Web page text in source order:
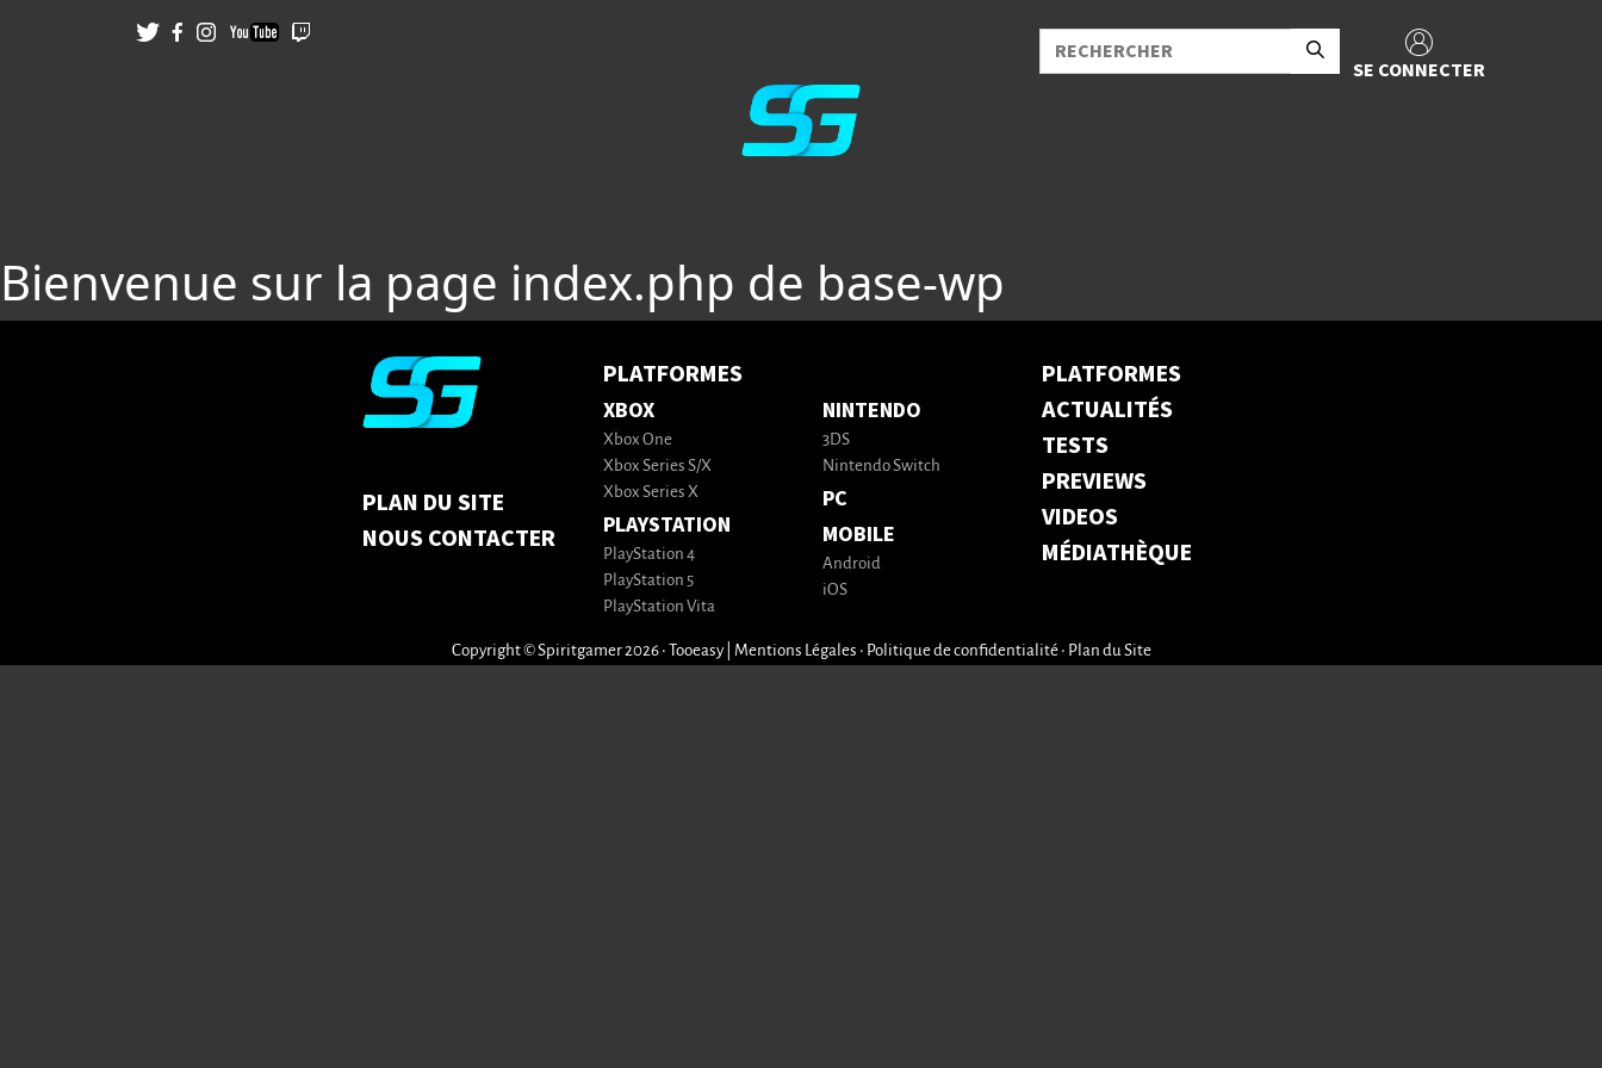
SE CONNECTER
Bienvenue sur la page index.php de base-wp
PLAN DU SITE
NOUS CONTACTER
PLATFORMES
XBOX
Xbox One
Xbox Series S/X
Xbox Series X
PLAYSTATION
PlayStation 4
PlayStation 5
PlayStation Vita
NINTENDO
3DS
Nintendo Switch
PC
MOBILE
Android
iOS
PLATFORMES
ACTUALITÉS
TESTS
PREVIEWS
VIDEOS
MÉDIATHÈQUE
Copyright © Spiritgamer 2026 • Tooeasy Mentions Légales • Politique de confidentialité• Plan du Site